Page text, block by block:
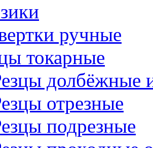
ручные
токарные
долбёжные
отрезные
подрезные